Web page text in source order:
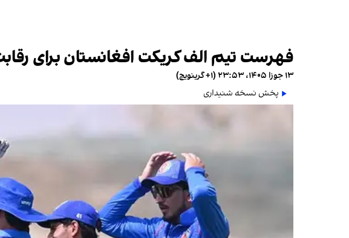
فهرست تیم الف کریکت افغانستان برای
۱۳ جوزا ۱۴۰۵، ۲۳:۵۳ (‎+۱ گرینویچ)
پخش نسخه شنیداری